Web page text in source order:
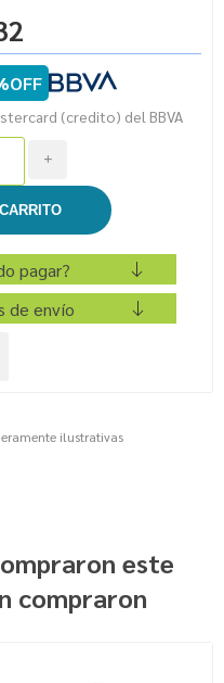
(credito) del BBVA
i
pagar?
de envío
ilustrativas
este
compraron